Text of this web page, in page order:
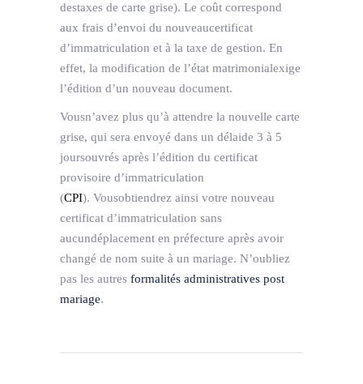
destaxes de carte grise). Le coût correspond
aux frais d’envoi du nouveaucertificat
d’immatriculation et à la taxe de gestion. En
effet, la modification de l’état matrimonialexige
l’édition d’un nouveau document.
Vousn’avez plus qu’à attendre la nouvelle carte
grise, qui sera envoyé dans un délaide 3 à 5
joursouvrés après l’édition du certificat
provisoire d’immatriculation
(CPI). Vousobtiendrez ainsi votre nouveau
certificat d’immatriculation sans
aucundéplacement en préfecture après avoir
changé de nom suite à un mariage. N’oubliez
pas les autres formalités administratives post
mariage.